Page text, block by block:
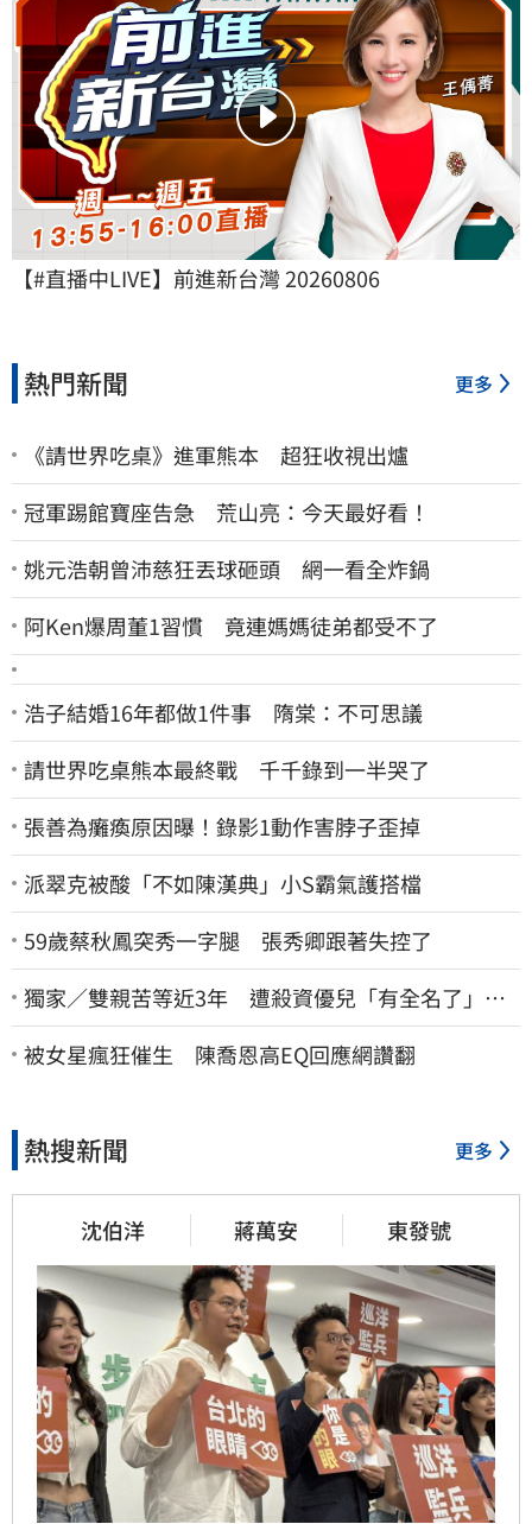
【#直播中LIVE】前進新台灣 20260806
熱門新聞 更多
《請世界吃桌》進軍熊本 超狂收視出爐
冠軍踢館寶座告急 荒山亮：今天最好看！
姚元浩朝曾沛慈狂丟球砸頭 網一看全炸鍋
阿Ken爆周董1習慣 竟連媽媽徒弟都受不了
浩子結婚16年都做1件事 隋棠：不可思議
請世界吃桌熊本最終戰 千千錄到一半哭了
張善為癱瘓原因曝！錄影1動作害脖子歪掉
派翠克被酸「不如陳漢典」小S霸氣護搭檔
59歲蔡秋鳳突秀一字腿 張秀卿跟著失控了
獨家／雙親苦等近3年 遭殺資優兒「有全名了」！
乾妹稱賠償恐毀她未來
被女星瘋狂催生 陳喬恩高EQ回應網讚翻
熱搜新聞 更多
沈伯洋 蔣萬安 東發號